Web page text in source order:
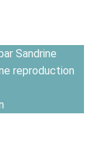
Sandrine
reproduction